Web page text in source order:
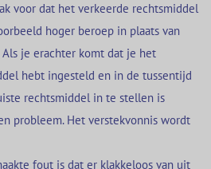
voor dat het verkeerde rechtsmiddel
hoger beroep in plaats van
Als je erachter komt dat je het
hebt ingesteld en in de tussentijd
rechtsmiddel in te stellen is
probleem. Het verstekvonnis wordt
fout is dat er klakkeloos van uit